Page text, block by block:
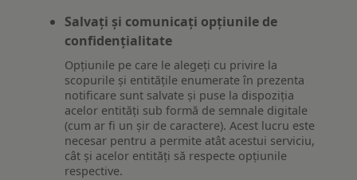
Salvați și comunicați opțiunile de
confidențialitate
Opțiunile pe care le alegeți cu privire la
scopurile și entitățile enumerate în prezenta
notificare sunt salvate și puse la dispoziția
acelor entități sub formă de semnale digitale
(cum ar fi un șir de caractere). Acest lucru este
necesar pentru a permite atât acestui serviciu,
cât și acelor entități să respecte opțiunile
respective.